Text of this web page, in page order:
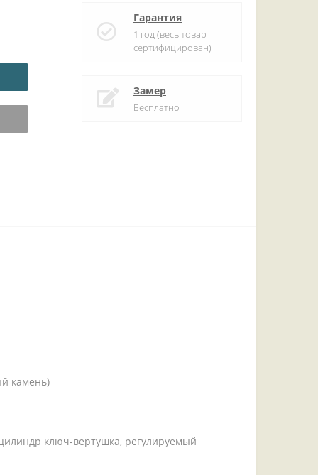
Гарантия
1 год (весь товар
сертифицирован)
Замер
Бесплатно
камень)
ключ-вертушка, регулируемый